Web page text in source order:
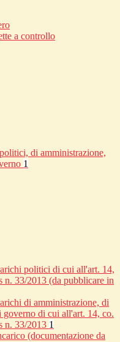
a controllo
di amministrazione,
1
politici di cui all'art. 14,
n. 33/2013 (da pubblicare in
di amministrazione, di
governo di cui all'art. 14, co.
n. 33/2013 1
(documentazione da